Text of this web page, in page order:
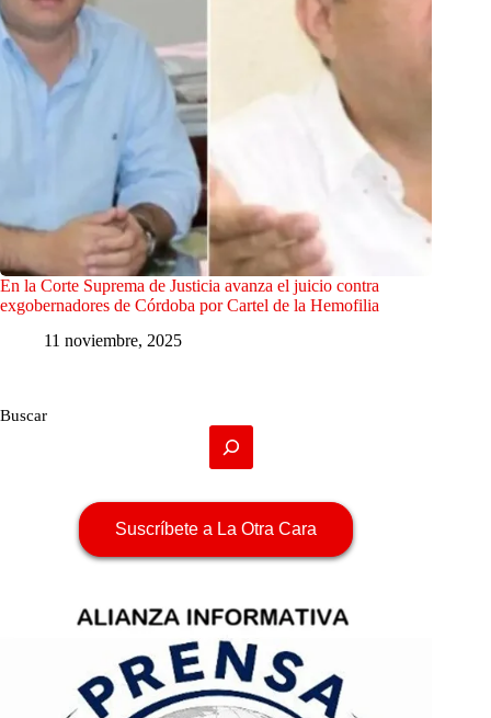
En la Corte Suprema de Justicia avanza el juicio contra
exgobernadores de Córdoba por Cartel de la Hemofilia
11 noviembre, 2025
Buscar
Suscríbete a La Otra Cara